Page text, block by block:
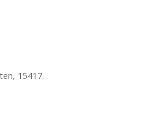
15417.